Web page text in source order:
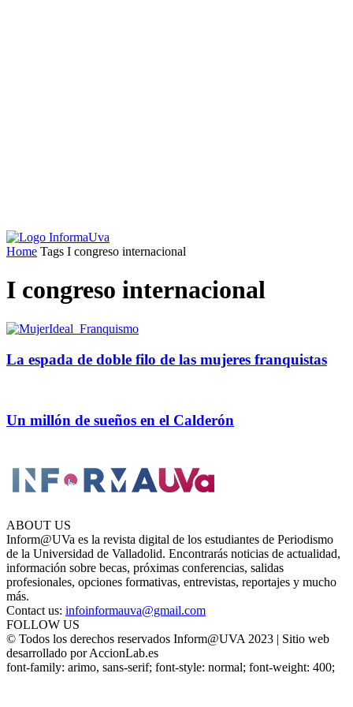
Home Tags I congreso internacional
I congreso internacional
La espada de doble filo de las mujeres franquistas
Un millón de sueños en el Calderón
ABOUT US
Inform@UVa es la revista digital de los estudiantes de Periodismo
de la Universidad de Valladolid. Encontrarás noticias de actualidad,
información sobre becas, próximas conferencias, salidas
profesionales, opciones formativas, entrevistas, reportajes y mucho
más.
Contact us: infoinformauva@gmail.com
FOLLOW US
© Todos los derechos reservados Inform@UVA 2023 | Sitio web
desarrollado por AccionLab.es
font-family: arimo, sans-serif; font-style: normal; font-weight: 400;